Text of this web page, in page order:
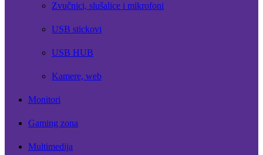
Zvučnici, slušalice i mikrofoni
USB stickovi
USB HUB
Kamere, web
Monitori
Gaming zona
Multimedija